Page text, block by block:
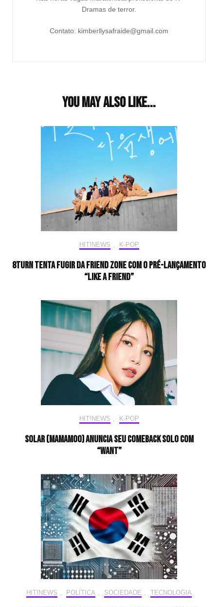
Dramas de terror.
Contato: kimberllysafraide@gmail.com
You may also like...
HIT!NEWS , K-POP
8TURN tenta fugir da friend zone com o pré-lançamento
“Like a Friend”
HIT!NEWS , K-POP
Solar (MAMAMOO) anuncia seu comeback solo com
“WANT”
HIT!NEWS , POLÍTICA , SOCIEDADE , TECNOLOGIA